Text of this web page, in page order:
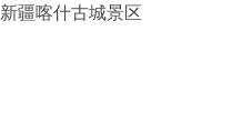
新疆喀什古城景区